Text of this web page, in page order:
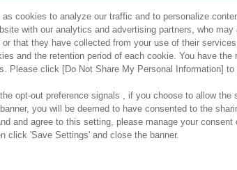
食品のご提供について カスタマー
cookies to analyze our traffic and to personalize
with our analytics and advertising partners, who
that they have collected from your use of their
and the retention period of each cookie. You have the
Please click [Do Not Share My Personal Information]
opt-out preference signals , if you choose to allow the
you will be deemed to have consented to the
and agree to this setting, please manage your consent
click 'Save Settings' and close the banner.